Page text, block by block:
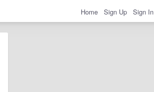
Home Sign Up Sign In